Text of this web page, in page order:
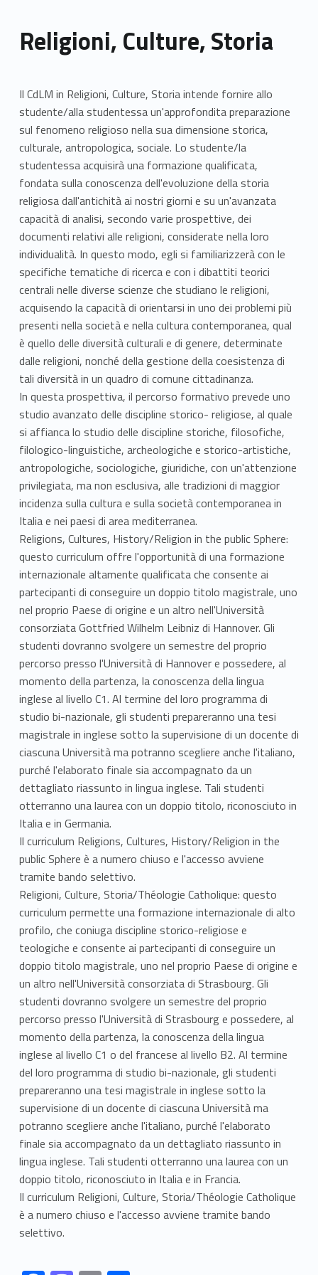
Religioni, Culture, Storia
Il CdLM in Religioni, Culture, Storia intende fornire allo
studente/alla studentessa un'approfondita preparazione
sul fenomeno religioso nella sua dimensione storica,
culturale, antropologica, sociale. Lo studente/la
studentessa acquisirà una formazione qualificata,
fondata sulla conoscenza dell'evoluzione della storia
religiosa dall'antichità ai nostri giorni e su un'avanzata
capacità di analisi, secondo varie prospettive, dei
documenti relativi alle religioni, considerate nella loro
individualità. In questo modo, egli si familiarizzerà con le
specifiche tematiche di ricerca e con i dibattiti teorici
centrali nelle diverse scienze che studiano le religioni,
acquisendo la capacità di orientarsi in uno dei problemi più
presenti nella società e nella cultura contemporanea, qual
è quello delle diversità culturali e di genere, determinate
dalle religioni, nonché della gestione della coesistenza di
tali diversità in un quadro di comune cittadinanza.
In questa prospettiva, il percorso formativo prevede uno
studio avanzato delle discipline storico- religiose, al quale
si affianca lo studio delle discipline storiche, filosofiche,
filologico-linguistiche, archeologiche e storico-artistiche,
antropologiche, sociologiche, giuridiche, con un'attenzione
privilegiata, ma non esclusiva, alle tradizioni di maggior
incidenza sulla cultura e sulla società contemporanea in
Italia e nei paesi di area mediterranea.
Religions, Cultures, History/Religion in the public Sphere:
questo curriculum offre l'opportunità di una formazione
internazionale altamente qualificata che consente ai
partecipanti di conseguire un doppio titolo magistrale, uno
nel proprio Paese di origine e un altro nell'Università
consorziata Gottfried Wilhelm Leibniz di Hannover. Gli
studenti dovranno svolgere un semestre del proprio
percorso presso l'Università di Hannover e possedere, al
momento della partenza, la conoscenza della lingua
inglese al livello C1. Al termine del loro programma di
studio bi-nazionale, gli studenti prepareranno una tesi
magistrale in inglese sotto la supervisione di un docente di
ciascuna Università ma potranno scegliere anche l'italiano,
purché l'elaborato finale sia accompagnato da un
dettagliato riassunto in lingua inglese. Tali studenti
otterranno una laurea con un doppio titolo, riconosciuto in
Italia e in Germania.
Il curriculum Religions, Cultures, History/Religion in the
public Sphere è a numero chiuso e l'accesso avviene
tramite bando selettivo.
Religioni, Culture, Storia/Théologie Catholique: questo
curriculum permette una formazione internazionale di alto
profilo, che coniuga discipline storico-religiose e
teologiche e consente ai partecipanti di conseguire un
doppio titolo magistrale, uno nel proprio Paese di origine e
un altro nell'Università consorziata di Strasbourg. Gli
studenti dovranno svolgere un semestre del proprio
percorso presso l'Università di Strasbourg e possedere, al
momento della partenza, la conoscenza della lingua
inglese al livello C1 o del francese al livello B2. Al termine
del loro programma di studio bi-nazionale, gli studenti
prepareranno una tesi magistrale in inglese sotto la
supervisione di un docente di ciascuna Università ma
potranno scegliere anche l'italiano, purché l'elaborato
finale sia accompagnato da un dettagliato riassunto in
lingua inglese. Tali studenti otterranno una laurea con un
doppio titolo, riconosciuto in Italia e in Francia.
Il curriculum Religioni, Culture, Storia/Théologie Catholique
è a numero chiuso e l'accesso avviene tramite bando
selettivo.